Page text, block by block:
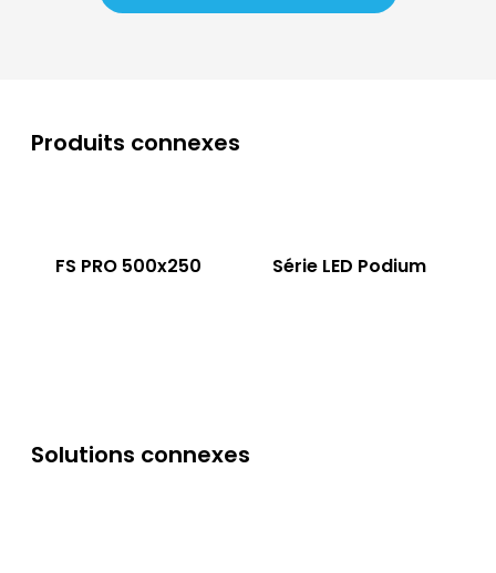
Produits connexes
FS PRO 500x250 Série LED Podium
Solutions connexes